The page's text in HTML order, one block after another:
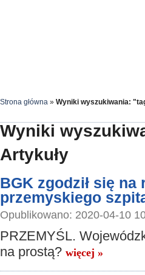
Strona główna » Wyniki wyszukiwania:
Wyniki
Artykuły
BGK zgodził się
przemyskiego
Opublikowano: 2020-04-10
PRZEMYŚL.
na prostą? więcej »